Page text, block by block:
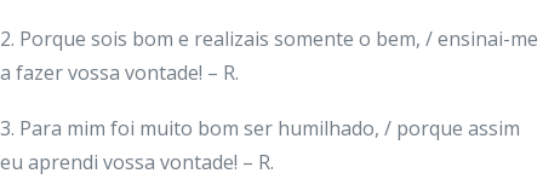
2. Porque sois bom e realizais somente o bem, / ensinai-me
a fazer vossa vontade! – R.
3. Para mim foi muito bom ser humilhado, / porque assim
eu aprendi vossa vontade! – R.